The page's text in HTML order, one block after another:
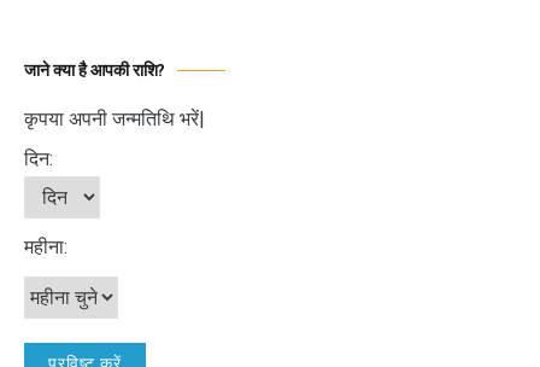
जाने क्या है आपकी राशि?
कृपया अपनी जन्मतिथि भरें|
दिन:
महीना: